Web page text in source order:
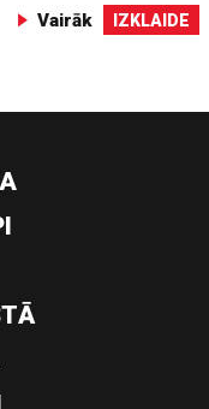
Vairāk IZKLAIDE